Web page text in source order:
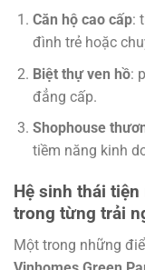
Căn hộ cao cấp:
đình trẻ hoặc
Biệt thự ven hồ:
đẳng cấp.
Shophouse
tiềm năng kinh
Hệ sinh thái
trong từng trải
Một trong những